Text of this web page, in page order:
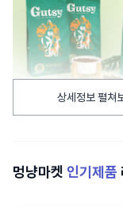
상세정보 펼쳐
멍냥마켓 인기제품